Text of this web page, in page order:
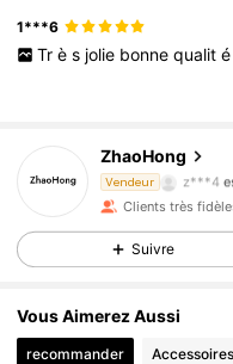
1***6
Tr è s jolie bonne qualit é
ZhaoHong
Vendeur
4,87
z***4
4,87
Clients très
Suivre
Vous Aimerez Aussi
recommander